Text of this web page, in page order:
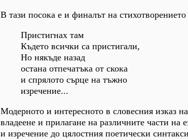
В тази посока е и финалът на
Пристигнах там
Където всички са пристигали,
Но някъде назад
остана отпечатъка от скока
и спрялото сърце на тъжно
изречение...
Модерното и интересното в словесния изказ
владеене и прилагане на различните части на
и изречение до цялостния поетически